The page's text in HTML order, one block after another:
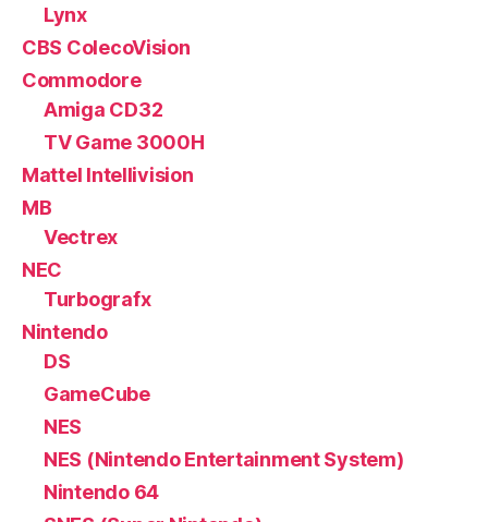
Lynx
CBS ColecoVision
Commodore
Amiga CD32
TV Game 3000H
Mattel Intellivision
MB
Vectrex
NEC
Turbografx
Nintendo
DS
GameCube
NES
NES (Nintendo Entertainment System)
Nintendo 64